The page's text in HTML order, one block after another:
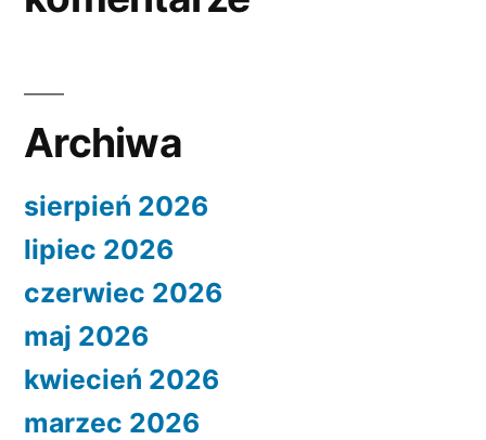
Archiwa
sierpień 2026
lipiec 2026
czerwiec 2026
maj 2026
kwiecień 2026
marzec 2026